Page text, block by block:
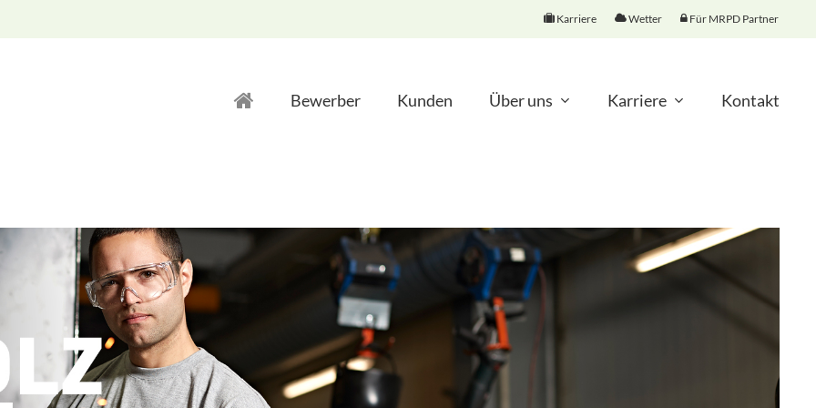
Karriere Wetter Für MRPD Partner
Bewerber Kunden Über uns Karriere Kontakt